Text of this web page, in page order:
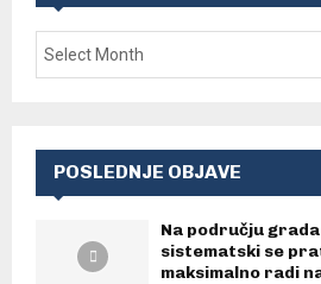
POSLEDNJE OBJAVE
Na području
sistematski se
maksimalno radi